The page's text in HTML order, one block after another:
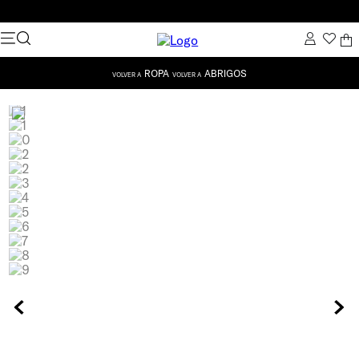
ROPA ABRIGOS